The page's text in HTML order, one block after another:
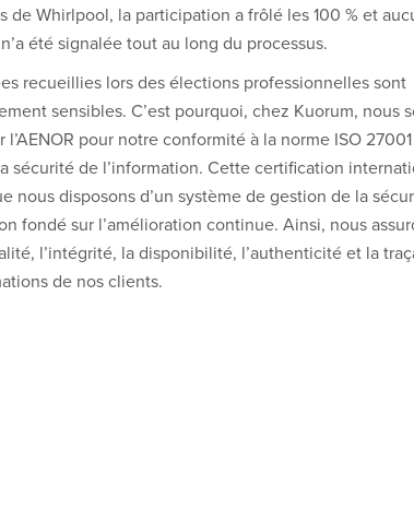
de Whirlpool, la participation a frôlé les 100 % et
été signalée tout au long du processus.
recueillies lors des élections professionnelles sont
sensibles. C’est pourquoi, chez Kuorum, nous
l’AENOR pour notre conformité à la norme ISO 27001
sécurité de l’information. Cette certification
nous disposons d’un système de gestion de la
fondé sur l’amélioration continue. Ainsi, nous
l’intégrité, la disponibilité, l’authenticité et la
de nos clients.